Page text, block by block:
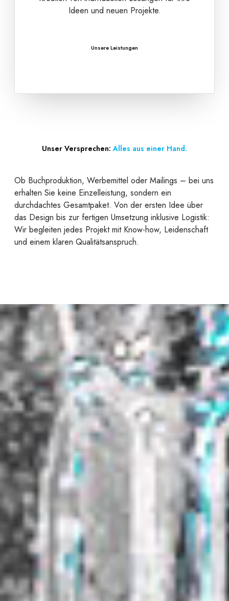
Ideen und neuen Projekte.
Unsere Leistungen
Unser Versprechen: Alles aus einer Hand.
Ob Buchproduktion, Werbemittel oder Mailings – bei uns
erhalten Sie keine Einzelleistung, sondern ein
durchdachtes Gesamtpaket. Von der ersten Idee über
das Design bis zur fertigen Umsetzung inklusive Logistik:
Wir begleiten jedes Projekt mit Know-how, Leidenschaft
und einem klaren Qualitätsanspruch.